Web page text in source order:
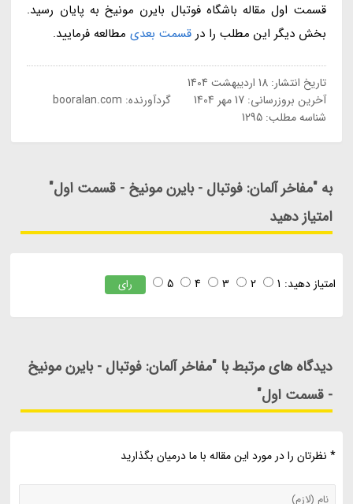
قسمت اول مقاله باشگاه فوتبال بایرن مونیخ به پایان رسید.
بخش دیگر این مطلب را درقسمت بعدی مطالعه فرمایید.
تاریخ انتشار:18 اردیبهشت 1404
آخرین بروزرسانی:17 مهر 1404 گردآورنده: booralan.com
شناسه مطلب: 1295
به "مفاخر آلمان: فوتبال - بایرن مونیخ - قسمت اول"
امتیاز دهید
امتیاز دهید: 1
2
3
4
5 رای
دیدگاه های مرتبط با "مفاخر آلمان: فوتبال - بایرن مونیخ
- قسمت اول"
* نظرتان را در مورد این مقاله با ما درمیان بگذارید